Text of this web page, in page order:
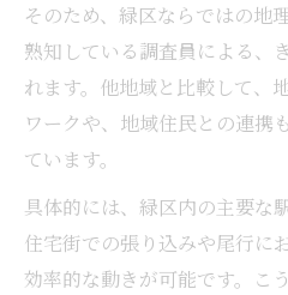
そのため、緑区ならではの地
熟知している調査員による、
れます。他地域と比較して、
ワークや、地域住民との連携
ています。
具体的には、緑区内の主要な
住宅街での張り込みや尾行に
効率的な動きが可能です。こ